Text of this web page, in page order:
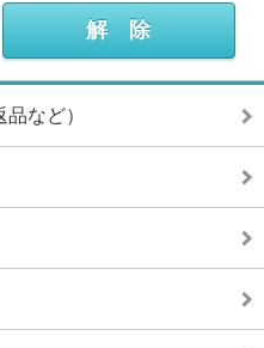
など）